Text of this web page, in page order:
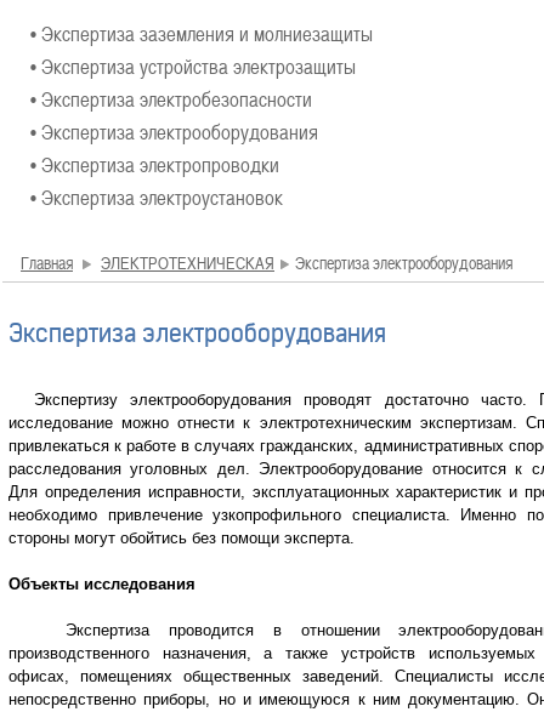
• Экспертиза заземления и молниезащиты
• Экспертиза устройства электрозащиты
• Экспертиза электробезопасности
• Экспертиза электрооборудования
• Экспертиза электропроводки
• Экспертиза электроустановок
Главная ЭЛЕКТРОТЕХНИЧЕСКАЯ Экспертиза электрооборудования
Экспертиза электрооборудования
Экспертизу электрооборудования проводят достаточно
исследование можно отнести к электротехническим экспертизам.
привлекаться к работе в случаях гражданских, административных
расследования уголовных дел. Электрооборудование относится к
Для определения исправности, эксплуатационных характеристик и
необходимо привлечение узкопрофильного специалиста. Именно
стороны могут обойтись без помощи эксперта.
Объекты исследования
Экспертиза проводится в отношении
производственного назначения, а также устройств
офисах, помещениях общественных заведений. Специалисты
непосредственно приборы, но и имеющуюся к ним документацию.